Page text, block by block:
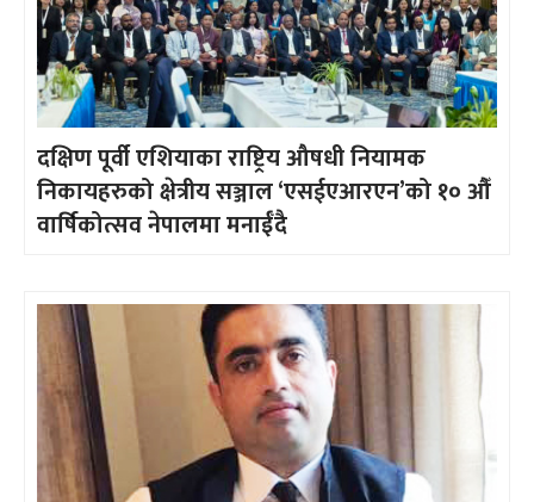
दक्षिण पूर्वी एशियाका राष्ट्रिय औषधी नियामक
निकायहरुको क्षेत्रीय सञ्जाल ‘एसईएआरएन’को १० औँ
वार्षिकोत्सव नेपालमा मनाईँदै